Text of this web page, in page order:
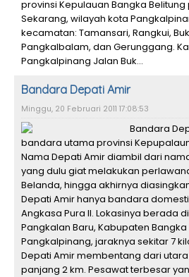
provinsi Kepulauan Bangka Belitung
Sekarang, wilayah kota
kecamatan: Tamansari, Rangkui,
Pangkalbalam, dan Gerunggang.
Pangkalpinang Jalan Buk...
Bandara Depati Amir
Minggu, 20 Februari 2011 17:08:53
Bandara
bandara utama provinsi
Nama Depati Amir diambil dari
yang dulu giat melakukan
Belanda, hingga akhirnya
Depati Amir hanya bandara
Angkasa Pura II. Lokasinya berada
Pangkalan Baru, Kabupaten
Pangkalpinang, jaraknya sekitar 7
Depati Amir membentang dari
panjang 2 km. Pesawat terbesar